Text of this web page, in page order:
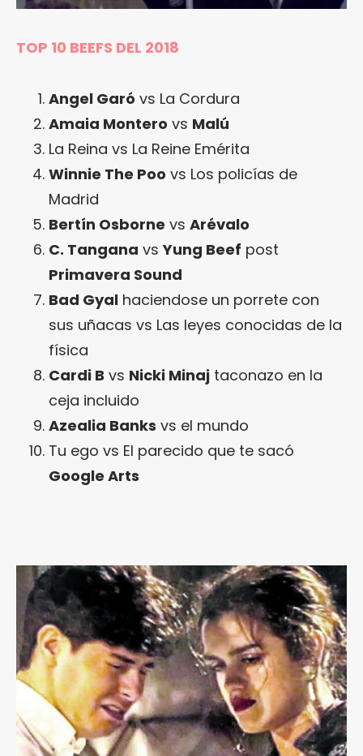
TOP 10 BEEFS DEL 2018
Angel Garó vs La Cordura
Amaia Montero vs Malú
La Reina vs La Reine Emérita
Winnie The Poo vs Los policías de
Madrid
Bertín Osborne vs Arévalo
C. Tangana vsYung Beef post
Primavera Sound
Bad Gyal haciendose un porrete con
sus uñacas vs Las leyes conocidas de la
física
Cardi B vs Nicki Minaj taconazo en la
ceja incluido
Azealia Banks vs el mundo
Tu ego vs El parecido que te sacó
Google Arts